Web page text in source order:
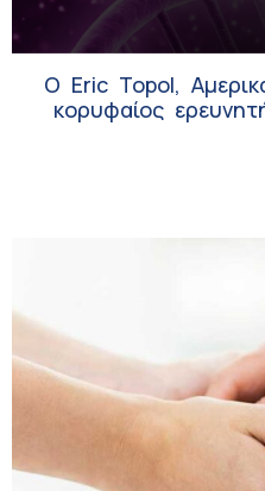
Ο Eric Topol,
κορυφαίος